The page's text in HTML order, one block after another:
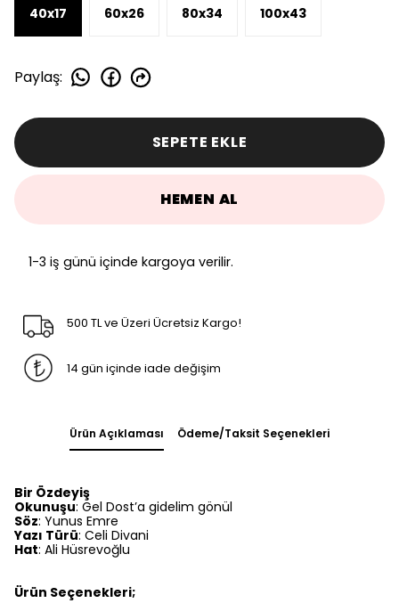
40x17 60x26 80x34 100x43
Paylaş:
SEPETE EKLE
HEMEN AL
1-3 iş günü içinde kargoya verilir.
500 TL ve Üzeri Ücretsiz Kargo!
14 gün içinde iade değişim
Ürün Açıklaması Ödeme/Taksit Seçenekleri
Bir Özdeyiş
Okunuşu: Gel Dost’a gidelim gönül
Söz: Yunus Emre
Yazı Türü: Celi Divani
Hat: Ali Hüsrevoğlu
Ürün Seçenekleri;